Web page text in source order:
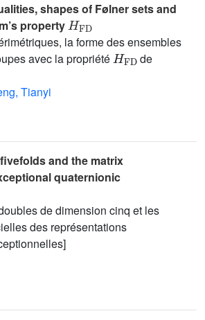
shapes of Følner sets and
property
HFD
la forme des ensembles
avec la propriété
HFD
de
Tianyi
and the matrix
quaternionic
de dimension cinq et les
des représentations